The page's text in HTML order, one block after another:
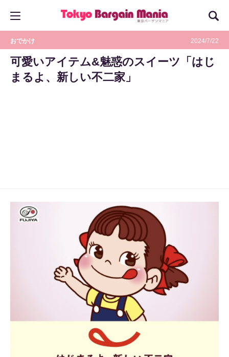
おでかけ 2024/7/22
可愛いアイテム&魅惑のスイーツ「はじ
まるよ、新しい不二家」